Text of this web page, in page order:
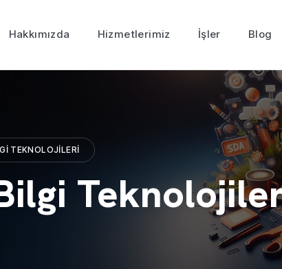
Hakkımızda Hizmetlerimiz İşler Blog
TEKNOLOJILERI